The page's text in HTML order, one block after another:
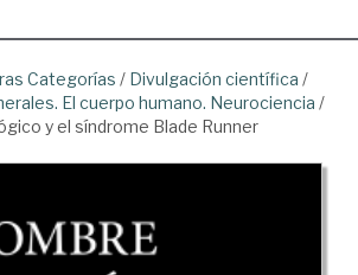
Categorías / Divulgación científica /
El cuerpo humano. Neurociencia /
y el síndrome Blade Runner